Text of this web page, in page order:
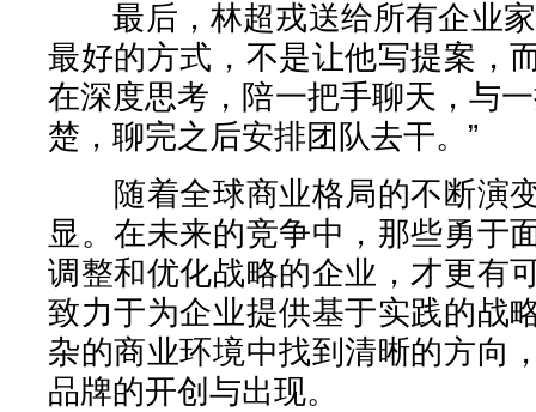
最后，林超戎送给所有企业家
最好的方式，不是让他写提案，
在深度思考，陪一把手聊天，与
楚，聊完之后安排团队去干。”
随着全球商业格局的不断演
显。在未来的竞争中，那些勇于
调整和优化战略的企业，才更有
致力于为企业提供基于实践的战
杂的商业环境中找到清晰的方向
品牌的开创与出现。